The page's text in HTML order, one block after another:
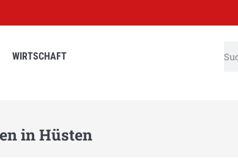
WIRTSCHAFT
in Hüsten